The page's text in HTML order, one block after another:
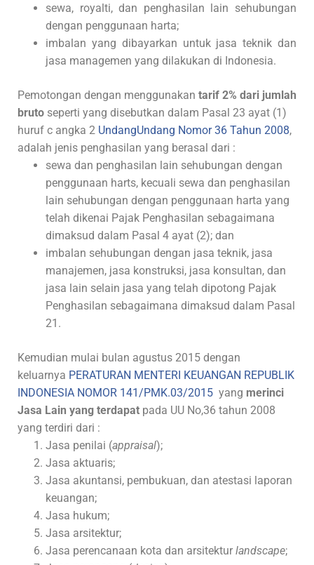
sewa, royalti, dan penghasilan lain sehubungan
dengan penggunaan harta;
imbalan yang dibayarkan untuk jasa teknik dan
jasa managemen yang dilakukan di Indonesia.
Pemotongan dengan menggunakan tarif 2% dari jumlah
bruto seperti yang disebutkan dalam Pasal 23 ayat (1)
huruf c angka 2 UndangUndang Nomor 36 Tahun 2008,
adalah jenis penghasilan yang berasal dari :
sewa dan penghasilan lain sehubungan dengan
penggunaan harts, kecuali sewa dan penghasilan
lain sehubungan dengan penggunaan harta yang
telah dikenai Pajak Penghasilan sebagaimana
dimaksud dalam Pasal 4 ayat (2); dan
imbalan sehubungan dengan jasa teknik, jasa
manajemen, jasa konstruksi, jasa konsultan, dan
jasa lain selain jasa yang telah dipotong Pajak
Penghasilan sebagaimana dimaksud dalam Pasal
21.
Kemudian mulai bulan agustus 2015 dengan
keluarnya PERATURAN MENTERI KEUANGAN REPUBLIK
INDONESIA NOMOR 141/PMK.03/2015 yang merinci
Jasa Lain yang terdapat pada UU No,36 tahun 2008
yang terdiri dari :
Jasa penilai (appraisal);
Jasa aktuaris;
Jasa akuntansi, pembukuan, dan atestasi laporan
keuangan;
Jasa hukum;
Jasa arsitektur;
Jasa perencanaan kota dan arsitektur landscape;